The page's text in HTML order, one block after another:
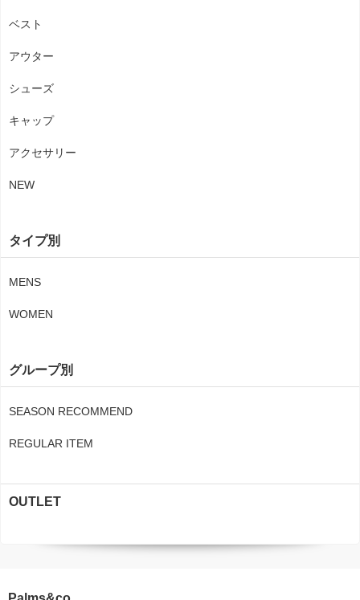
ベスト
アウター
シューズ
キャップ
アクセサリー
NEW
タイプ別
MENS
WOMEN
グループ別
SEASON RECOMMEND
REGULAR ITEM
OUTLET